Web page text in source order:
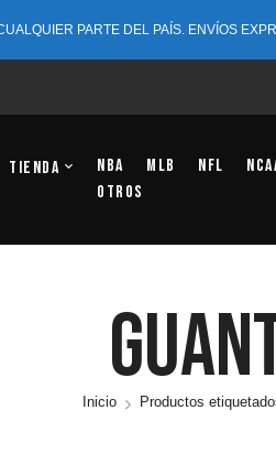
PARTE DEL PAÍS. ENVÍOS
Tienda NBA MLB NFL
OTROS
Inicio Productos